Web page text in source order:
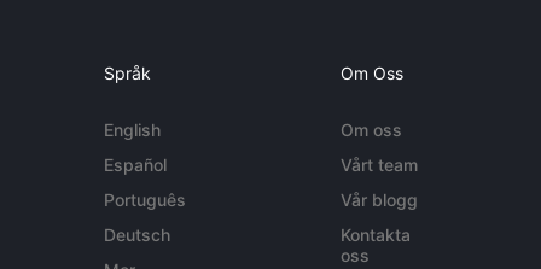
Språk
English
Español
Português
Deutsch
Om Oss
Om oss
Vårt team
Vår blogg
Kontakta
oss